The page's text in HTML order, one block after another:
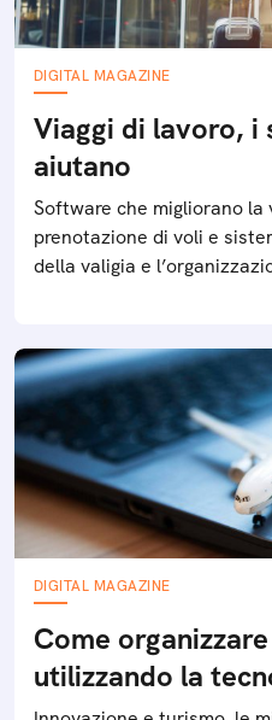
DIGITAL MAGAZINE
Viaggi di lavoro, i
aiutano
Software che migliorano la
prenotazione di voli e
della valigia e
DIGITAL MAGAZINE
Come
utilizzando la